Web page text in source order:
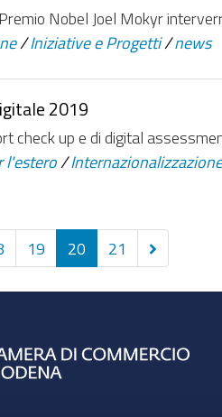
Nobel Joel Mokyr
/Iniziative e Progetti /news
2019
check up e di digital
l'estero /Internazionalizzazione
19 20 21
Successivi
6